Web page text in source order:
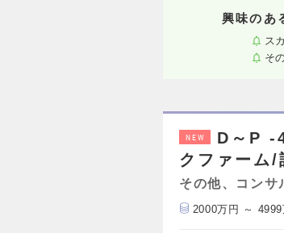
興味のあ
ス
そ
NEW
D～P -
クファーム
その他、コンサ
2000万円 ～ 4999